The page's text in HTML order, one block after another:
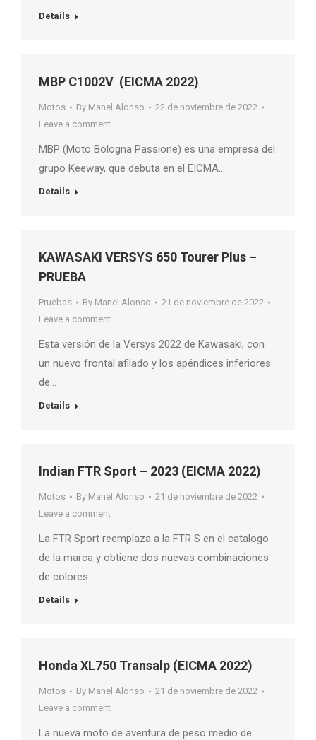
Details
MBP C1002V (EICMA 2022)
Motos By Manel Alonso
22 de noviembre de 2022
Leave a comment
MBP (Moto Bologna Passione) es una empresa del
grupo Keeway, que debuta en el EICMA…
Details
KAWASAKI VERSYS 650 Tourer Plus –
PRUEBA
Pruebas By Manel Alonso
21 de noviembre de 2022
Leave a comment
Esta versión de la Versys 2022 de Kawasaki, con
un nuevo frontal afilado y los apéndices inferiores
de…
Details
Indian FTR Sport – 2023 (EICMA 2022)
Motos By Manel Alonso
21 de noviembre de 2022
Leave a comment
La FTR Sport reemplaza a la FTR S en el catalogo
de la marca y obtiene dos nuevas combinaciones
de colores…
Details
Honda XL750 Transalp (EICMA 2022)
Motos By Manel Alonso
21 de noviembre de 2022
Leave a comment
La nueva moto de aventura de peso medio de